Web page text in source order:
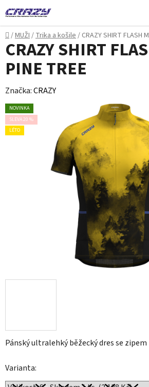
na
obsah
Domů
/MUŽI/Trika a košile/ CRAZY SHIRT FLASH
Pánský ultralehký běžecký dres se zipem
Varianta:
CRAZY SHIRT
PINE TREE
Značka:CRAZY
NOVINKA
SLEVA 20 %
LÉTO